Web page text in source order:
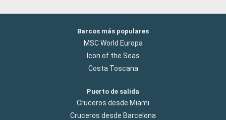
Barcos más populares
MSC World Europa
Icon of the Seas
Costa Toscana
Puerto de salida
Cruceros desde Miami
Cruceros desde Barcelona